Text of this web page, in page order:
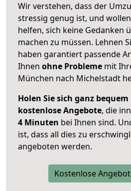
Wir verstehen, dass der
stressig genug ist, und
helfen, sich keine Gedanken
machen zu müssen. Lehnen
haben garantiert passende
Ihnen ohne Probleme mit
München nach Michelstadt
Holen Sie sich ganz
kostenlose Angebote, die
4 Minuten bei Ihnen sind.
ist, dass all dies zu
angeboten werden.
Kostenlose